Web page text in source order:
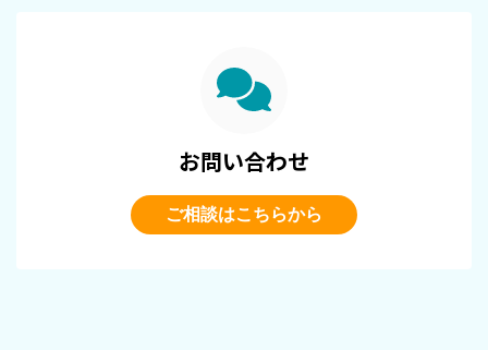
お問い合わせ
ご相談はこちらから